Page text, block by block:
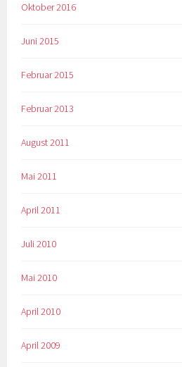
Oktober 2016
Juni 2015
Februar 2015
Februar 2013
August 2011
Mai 2011
April 2011
Juli 2010
Mai 2010
April 2010
April 2009